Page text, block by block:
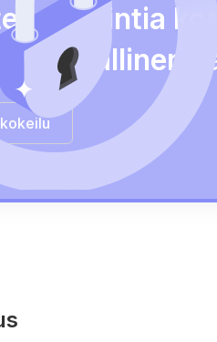
turvallinen